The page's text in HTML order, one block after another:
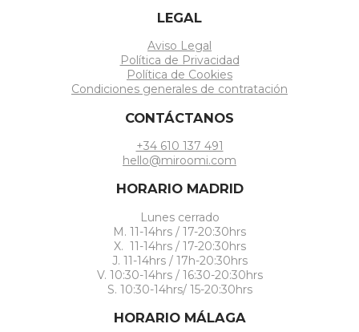
LEGAL
Aviso Legal
Política de Privacidad
Política de Cookies
Condiciones generales de contratación
CONTÁCTANOS
+34 610 137 491
hello@miroomi.com
HORARIO MADRID
Lunes cerrado
M. 11-14hrs / 17-20:30hrs
X. 11-14hrs / 17-20:30hrs
J. 11-14hrs / 17h-20:30hrs
V. 10:30-14hrs / 16:30-20:30hrs
S. 10:30-14hrs/ 15-20:30hrs
HORARIO MÁLAGA